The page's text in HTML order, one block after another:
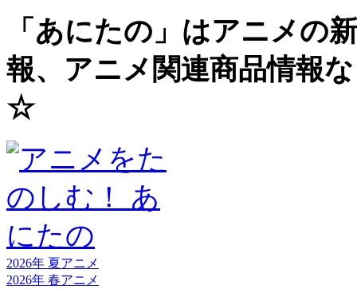
「あにたの」はアニメの
報、アニメ関連商品情報
☆
2026年 夏アニメ
2026年 春アニメ